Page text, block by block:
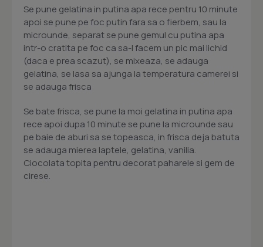
Se pune gelatina in putina apa rece pentru 10 minute
apoi se pune pe foc putin fara sa o fierbem, sau la
microunde, separat se pune gemul cu putina apa
intr-o cratita pe foc ca sa-l facem un pic mai lichid
(daca e prea scazut), se mixeaza, se adauga
gelatina, se lasa sa ajunga la temperatura camerei si
se adauga frisca
Se bate frisca, se pune la moi gelatina in putina apa
rece apoi dupa 10 minute se pune la microunde sau
pe baie de aburi sa se topeasca, in frisca deja batuta
se adauga mierea laptele, gelatina, vanilia.
Ciocolata topita pentru decorat paharele si gem de
cirese.